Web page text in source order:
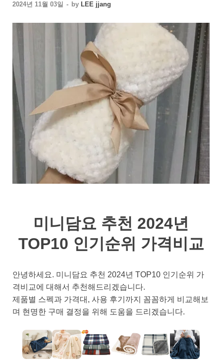
2024년 11월 03일 - by LEE jjang
미니담요 추천 2024년
TOP10 인기순위 가격비교
안녕하세요. 미니담요 추천 2024년 TOP10 인기순위 가
격비교에 대해서 추천해드리겠습니다.
제품별 스펙과 가격대, 사용 후기까지 꼼꼼하게 비교해보
며 현명한 구매 결정을 위해 도움을 드리겠습니다.